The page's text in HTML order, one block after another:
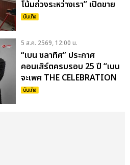
โน้มถ่วงระหว่างเรา” เปิดขาย
บัตรพรุ่งนี้ 8 ส.ค.
บันเทิง
5 ส.ค. 2569, 12:00 น.
“เบน ชลาทิศ” ประกาศ
คอนเสิร์ตครบรอบ 25 ปี “เบน
จะเพศ THE CELEBRATION
CONCERT” 6 มี.ค. 2570 ที่
บันเทิง